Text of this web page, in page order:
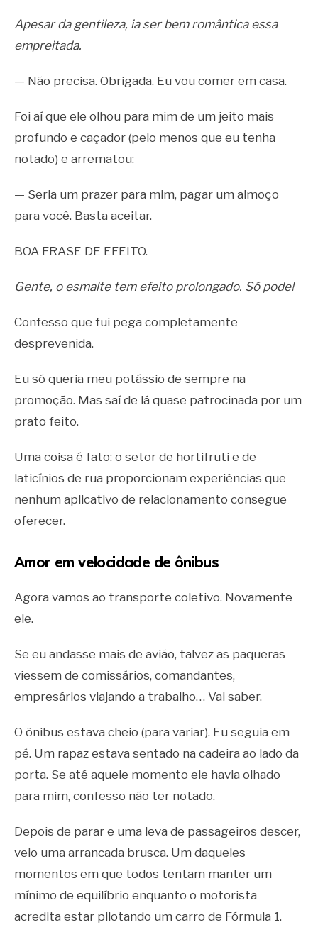
Apesar da gentileza, ia ser bem romântica essa
empreitada.
— Não precisa. Obrigada. Eu vou comer em casa.
Foi aí que ele olhou para mim de um jeito mais
profundo e caçador (pelo menos que eu tenha
notado) e arrematou:
— Seria um prazer para mim, pagar um almoço
para você. Basta aceitar.
BOA FRASE DE EFEITO.
Gente, o esmalte tem efeito prolongado. Só pode!
Confesso que fui pega completamente
desprevenida.
Eu só queria meu potássio de sempre na
promoção. Mas saí de lá quase patrocinada por um
prato feito.
Uma coisa é fato: o setor de hortifruti e de
laticínios de rua proporcionam experiências que
nenhum aplicativo de relacionamento consegue
oferecer.
Amor em velocidade de ônibus
Agora vamos ao transporte coletivo. Novamente
ele.
Se eu andasse mais de avião, talvez as paqueras
viessem de comissários, comandantes,
empresários viajando a trabalho… Vai saber.
O ônibus estava cheio (para variar). Eu seguia em
pé. Um rapaz estava sentado na cadeira ao lado da
porta. Se até aquele momento ele havia olhado
para mim, confesso não ter notado.
Depois de parar e uma leva de passageiros descer,
veio uma arrancada brusca. Um daqueles
momentos em que todos tentam manter um
mínimo de equilíbrio enquanto o motorista
acredita estar pilotando um carro de Fórmula 1.